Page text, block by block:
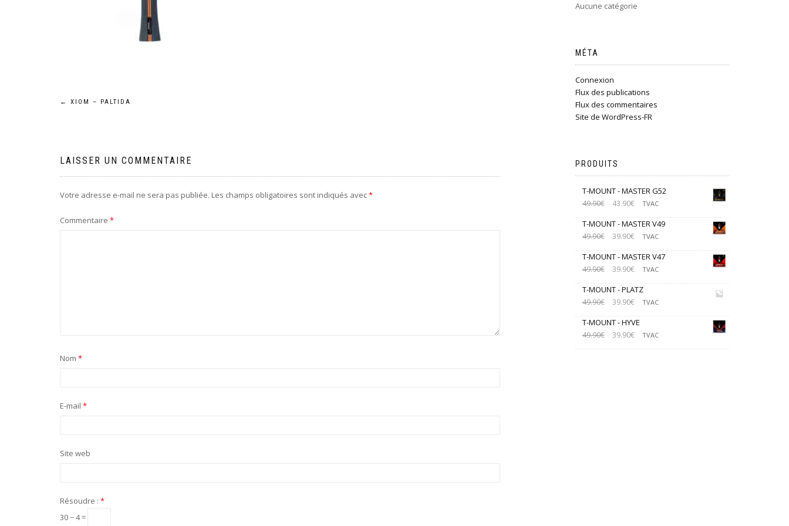
Navigation
l’article
← XIOM – PALTIDA
LAISSER UN COMMENTAIRE
Votre adresse e-mail ne sera pas publiée. Les champs obligatoires sont indiqués avec*
Commentaire *
Nom *
E-mail *
Site web
Résoudre : *
30 − 4 =
Aucune catégorie
MÉTA
Connexion
Flux des publications
Flux des commentaires
Site de WordPress-FR
PRODUITS
T-MOUNT - MASTER G52
49.90€ 43.90€ TVAC
T-MOUNT - MASTER V49
49.90€ 39.90€ TVAC
T-MOUNT - MASTER V47
49.90€ 39.90€ TVAC
T-MOUNT - PLATZ
49.90€ 39.90€ TVAC
T-MOUNT - HYVE
49.90€ 39.90€ TVAC